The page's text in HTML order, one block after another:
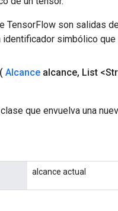
TensorFlow son salidas
simbólico
( Alcance alcance, List
que envuelva una
alcance actual